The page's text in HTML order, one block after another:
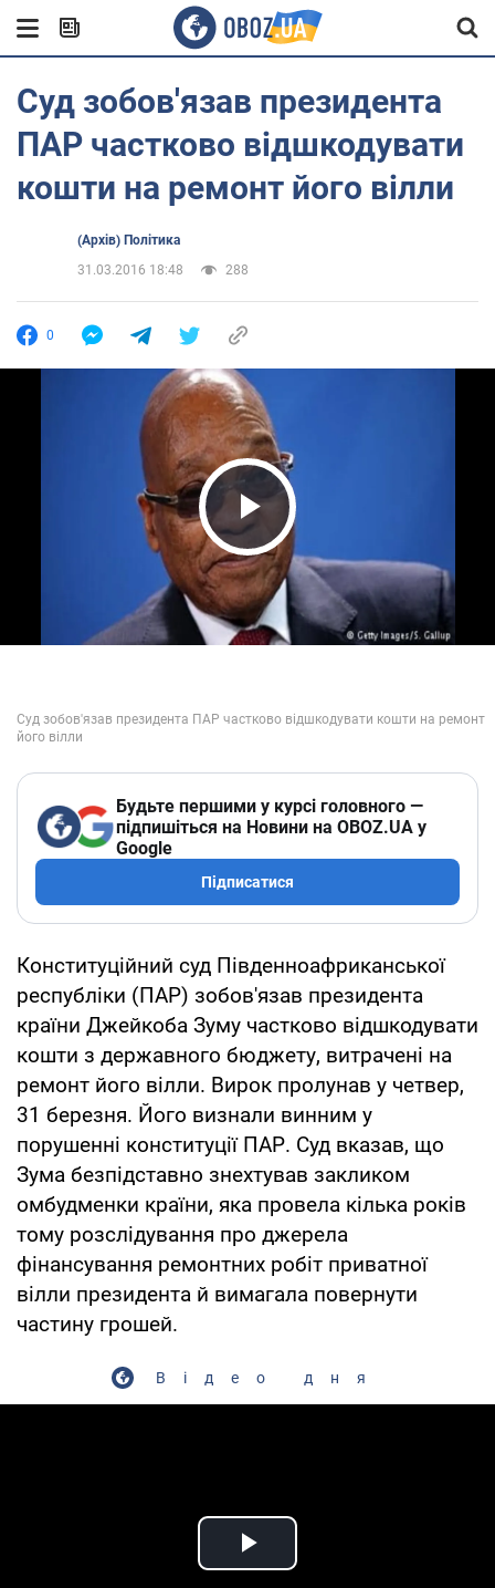
Суд зобов'язав президента
ПАР частково відшкодувати
кошти на ремонт його вілли
(Архів) Політика
31.03.2016 18:48
288
0
Play Video
Будьте першими у курсі головного —
підпишіться на Новини на OBOZ.UA у
Google
Підписатися
Конституційний суд Південноафриканської
республіки (ПАР) зобов'язав президента
країни Джейкоба Зуму частково відшкодувати
кошти з державного бюджету, витрачені на
ремонт його вілли. Вирок пролунав у четвер,
31 березня. Його визнали винним у
порушенні конституції ПАР. Суд вказав, що
Зума безпідставно знехтував закликом
омбудменки країни, яка провела кілька років
тому розслідування про джерела
фінансування ремонтних робіт приватної
вілли президента й вимагала повернути
частину грошей.
Відео дня
Play Video